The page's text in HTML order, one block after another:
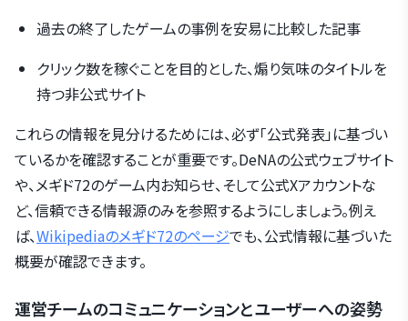
過去の終了したゲームの事例を安易に比較した記事
クリック数を稼ぐことを目的とした、煽り気味のタイトルを
持つ非公式サイト
これらの情報を見分けるためには、必ず「公式発表」に基づい
ているかを確認することが重要です。DeNAの公式ウェブサイト
や、メギド72のゲーム内お知らせ、そして公式Xアカウントな
ど、信頼できる情報源のみを参照するようにしましょう。例え
ば、Wikipediaのメギド72のページでも、公式情報に基づいた
概要が確認できます。
運営チームのコミュニケーションとユーザーへの姿勢